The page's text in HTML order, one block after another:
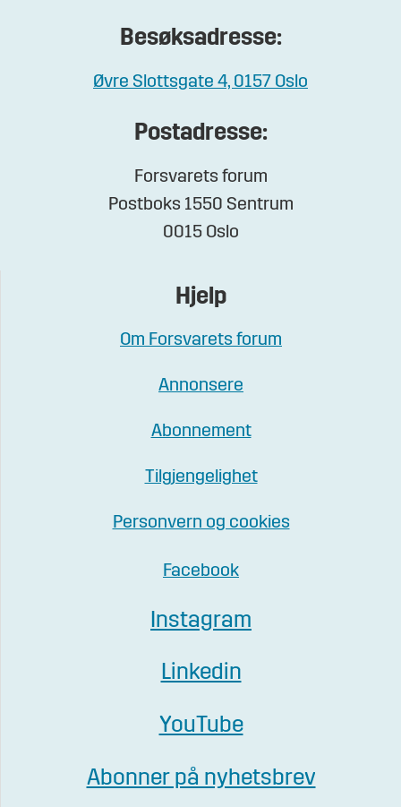
Besøksadresse:
Øvre Slottsgate 4, 0157 Oslo
Postadresse:
Forsvarets forum
Postboks 1550 Sentrum
0015 Oslo
Hjelp
Om Forsvarets forum
Annonsere
Abonnement
Tilgjengelighet
Personvern og cookies
Facebook
Instagram
Linkedin
YouTube
Abonner på nyhetsbrev